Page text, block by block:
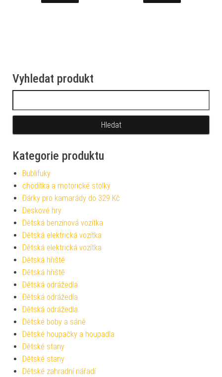
Vyhledat produkt
Kategorie produktu
Bublifuky
chodítka a motorické stolky
Dárky pro kamarády do 329 Kč
Deskové hry
Dětská benzínová vozítka
Dětská elektrická vozítka
Dětská elektrická vozítka
Dětská hřiště
Dětská hřiště
Dětská odrážedla
Dětská odrážedla
Dětská odrážedla
Dětské boby a sáně
Dětské houpačky a houpadla
Dětské stany
Dětské stany
Dětské zahradní nářadí